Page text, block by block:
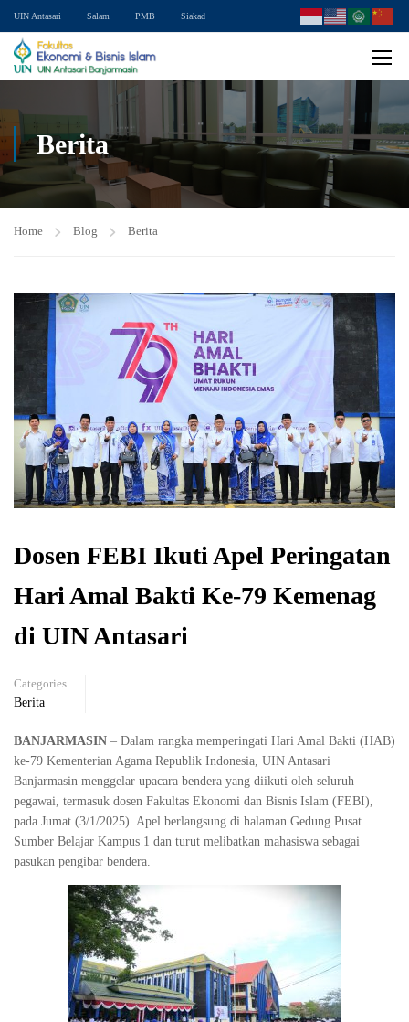
UIN Antasari Salam PMB Siakad
Berita
Home Blog Berita
Dosen FEBI Ikuti Apel Peringatan
Hari Amal Bakti Ke-79 Kemenag
di UIN Antasari
Categories
Berita
BANJARMASIN – Dalam rangka memperingati Hari Amal Bakti (HAB)
ke-79 Kementerian Agama Republik Indonesia, UIN Antasari
Banjarmasin menggelar upacara bendera yang diikuti oleh seluruh
pegawai, termasuk dosen Fakultas Ekonomi dan Bisnis Islam (FEBI),
pada Jumat (3/1/2025). Apel berlangsung di halaman Gedung Pusat
Sumber Belajar Kampus 1 dan turut melibatkan mahasiswa sebagai
pasukan pengibar bendera.